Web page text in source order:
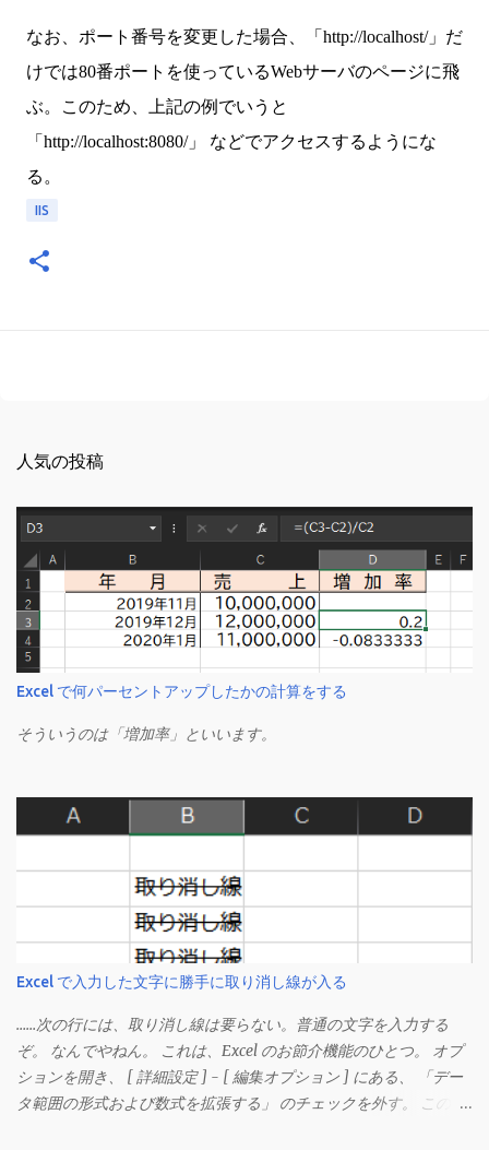
なお、ポート番号を変更した場合、「http://localhost/」だ
けでは80番ポートを使っているWebサーバのページに飛
ぶ。このため、上記の例でいうと
「http://localhost:8080/」 などでアクセスするようにな
る。
IIS
人気の投稿
Excel で何パーセントアップしたかの計算をする
そういうのは「増加率」といいます。
Excel で入力した文字に勝手に取り消し線が入る
……次の行には、取り消し線は要らない。普通の文字を入力する
ぞ。 なんでやねん。 これは、Excel のお節介機能のひとつ。 オプ
ションを開き、 [ 詳細設定 ] - [ 編集オプション ] にある、 「デー
タ範囲の形式および数式を拡張する」 のチェックを外す。 この機